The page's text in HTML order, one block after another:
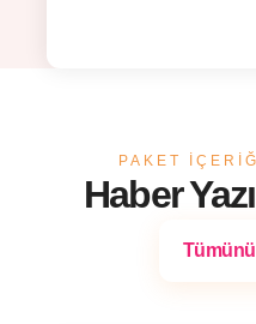
PAKET
Haber